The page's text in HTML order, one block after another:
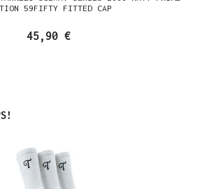
59FIFTY FITTED CAP
45,90 €